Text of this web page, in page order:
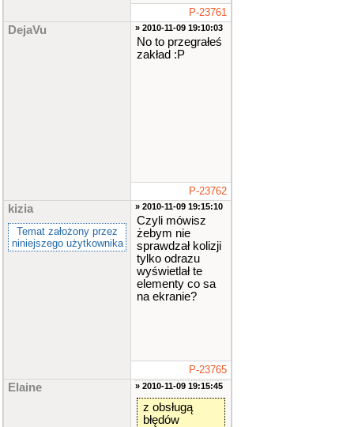
P-23761
DejaVu » 2010-11-09 19:10:03
No to przegrałeś
zakład :P
P-23762
kizia
Temat założony przez
niniejszego użytkownika
» 2010-11-09 19:15:10
Czyli mówisz
żebym nie
sprawdzał kolizji
tylko odrazu
wyświetlał te
elementy co sa
na ekranie?
P-23765
Elaine » 2010-11-09 19:15:45
z obsługą
błędów